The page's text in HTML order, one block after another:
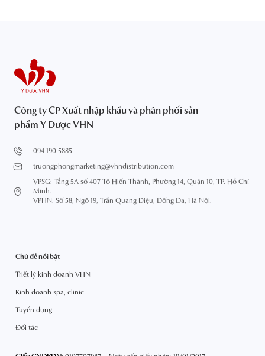
Công ty CP Xuất nhập khẩu và phân phối sản
phẩm Y Dược VHN
094 190 5885
truongphongmarketing@vhndistribution.com
VPSG: Tầng 5A số 407 Tô Hiến Thành, Phường 14, Quận 10, TP. Hồ Chí
Minh.
VPHN: Số 58, Ngõ 19, Trần Quang Diệu, Đống Đa, Hà Nội.
Chủ đề nổi bật
Triết lý kinh doanh VHN
Kinh doanh spa, clinic
Tuyển dụng
Đối tác